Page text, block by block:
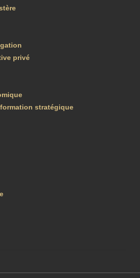
privé
stratégique